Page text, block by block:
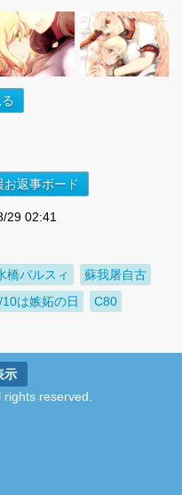
お返事ボード
29 02:41
橋パルスィ
蘇我屠自古
10は嫉妬の日
C80
示
reserved.